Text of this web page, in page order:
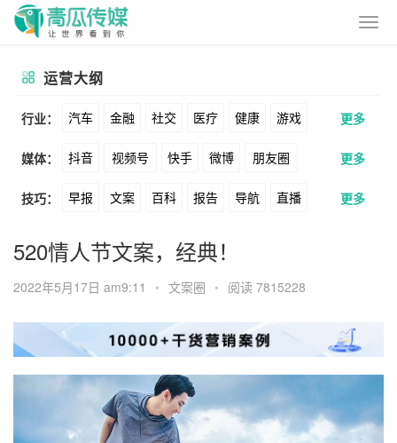
运营大纲
行业： 汽车 金融 社交 医疗 健康 游戏
动漫 美妆 美食 家装 教育 婚纱
酒旅 母婴 宠物 文娱 跨境 科技
广告 元宇宙 房地产
更多
媒体： 抖音 视频号 快手 微博 朋友圈
公众号 B站 小红书 头条 知乎
Soul 360 百度 搜狗
美图 最右 神马 谷歌 Facebook
Tiktok YouTube Yahoo Bing
更多
技巧： 早报 文案 百科 报告 导航 直播
卖货 脚本 话术 电商
涨粉 广告 推广 方案 策划 案例
数据 拉新 活动 用户 海外
更多
520情人节文案，经典！
2022年5月17日 am9:11 • 文案圈 • 阅读 7815228